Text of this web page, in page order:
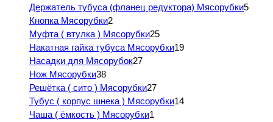
Держатель тубуса (фланец редуктора) Мясорубки5
Кнопка Мясорубки2
Муфта ( втулка ) Мясорубки25
Накатная гайка тубуса Мясорубки19
Насадки для Мясорубок27
Нож Мясорубки38
Решётка ( сито ) Мясорубки27
Тубус ( корпус шнека ) Мясорубки14
Чаша ( ёмкость ) Мясорубки1